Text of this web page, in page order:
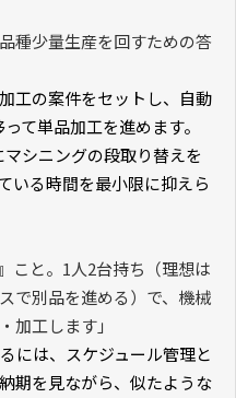
種少量生産を回すための答
工の案件をセットし、自動
て単品加工を進めます。
シニングの段取り替えを
いる時間を最小限に抑えら
こと。 1人2台持ち（理想は
で別品を進める）で、機械
加工します」
には、スケジュール管理と
期を見ながら、似たような